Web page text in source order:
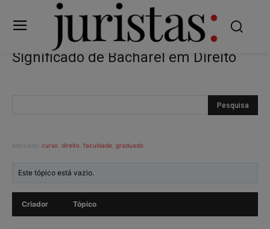
Significado de Bacharel em Direito
Marcado: curso direito faculdade graduado
Este tópico está vazio.
Criador Tópico